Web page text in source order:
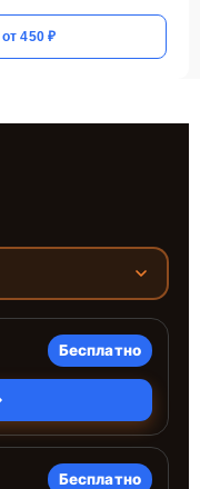
от 450 ₽
Бесплатно
Бесплатно